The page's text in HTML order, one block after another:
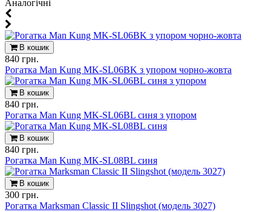
Aналогічні
В кошик
840 грн.
Рогатка Man Kung MK-SL06BK з упором чорно-жовта
В кошик
840 грн.
Рогатка Man Kung MK-SL06BL синя з упором
В кошик
840 грн.
Рогатка Man Kung MK-SL08BL синя
В кошик
300 грн.
Рогатка Marksman Classic II Slingshot (модель 3027)